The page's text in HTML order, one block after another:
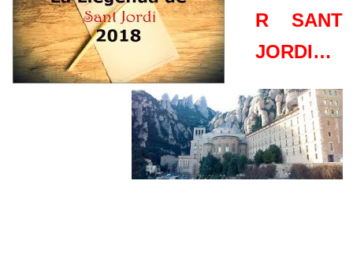
R SANT
JORDI…